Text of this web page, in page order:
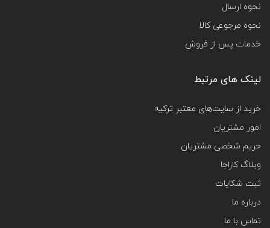
نحوه ارسال
نحوه مرجوعی کالا
خدمات پس از فروش
لینک های مرتبط
خرید از سایت‌های معتبر ترکیه
امور مشتریان
حریم شخصی مشتریان
وبلاگ کاراجا
ثبت شکایات
درباره ما
تماس با ما